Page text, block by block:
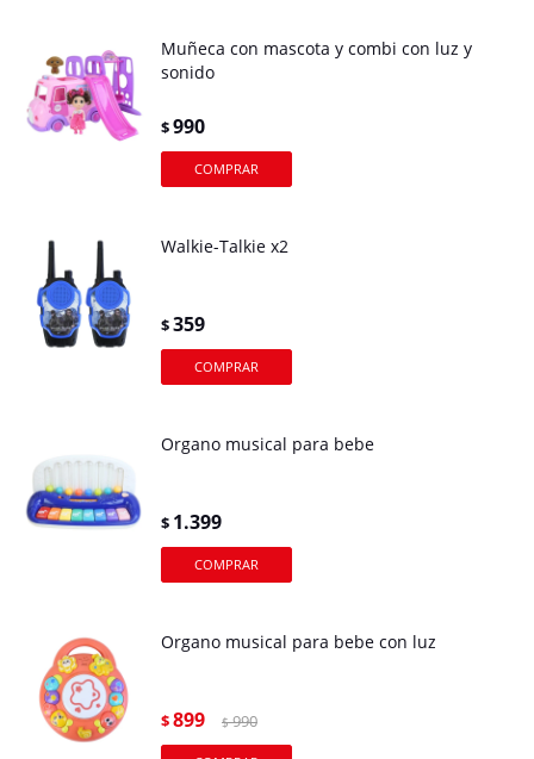
Muñeca con mascota y combi con luz y
sonido
$990
Walkie-Talkie x2
$359
Organo musical para bebe
$ 1.399
Organo musical para bebe con luz
$899 $ 990